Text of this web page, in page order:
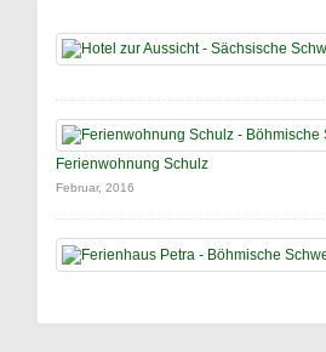
Ferienwohnung Schulz
Februar, 2016